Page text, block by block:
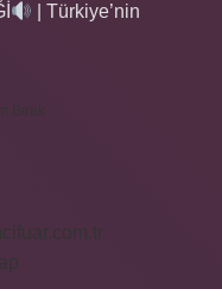
| Türkiye’nin
Bırak